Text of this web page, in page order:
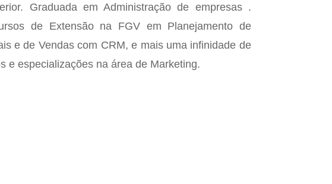
Graduada em Administração de empresas .
de Extensão na FGV em Planejamento de
e de Vendas com CRM, e mais uma infinidade de
e especializações na área de Marketing.